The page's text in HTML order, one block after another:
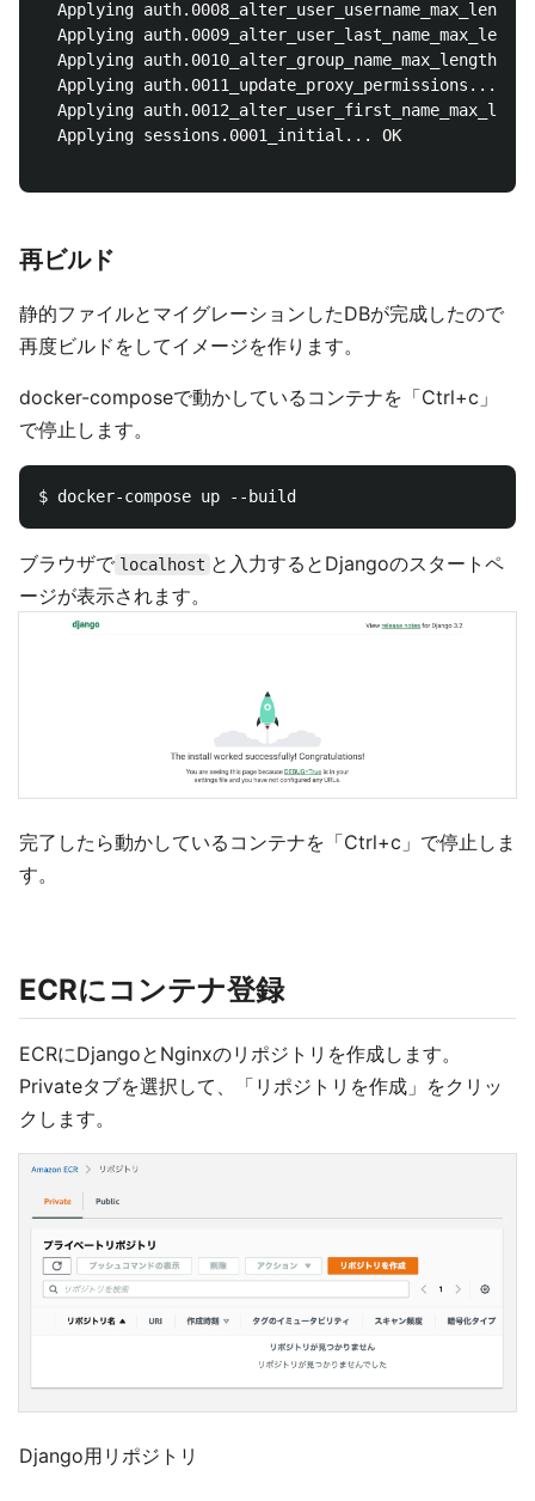
Applying
Applying
Applying auth.0010_alter_group_name_max_length...
  Applying auth.0011_update_proxy_permissions... OK
Applying
  Applying sessions.0001_initial... OK
再ビルド
静的ファイルとマイグレーションしたDBが完成したので
再度ビルドをしてイメージを作ります。
docker-composeで動かしているコンテナを「Ctrl+c」
で停止します。
ブラウザで localhost と入力するとDjangoのスタートペ
ージが表示されます。
完了したら動かしているコンテナを「Ctrl+c」で停止しま
す。
ECRにコンテナ登録
ECRにDjangoとNginxのリポジトリを作成します。
Privateタブを選択して、「リポジトリを作成」をクリッ
クします。
Django用リポジトリ